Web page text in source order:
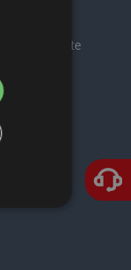
all’Ambiente